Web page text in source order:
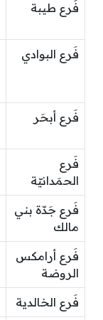
فَرع طيبة
فَرع البوادي
فَرع أبحَر
فَرع
الحمَدانيّة
فَرع جَدّة بني
مالك
فَرع أرامكس
الروضة
فَرع الخالدية